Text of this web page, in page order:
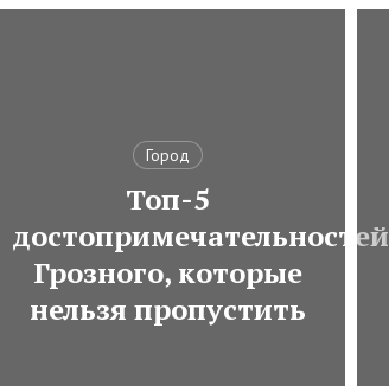
Город
Топ-5
достопримечательностей
Грозного, которые
нельзя пропустить